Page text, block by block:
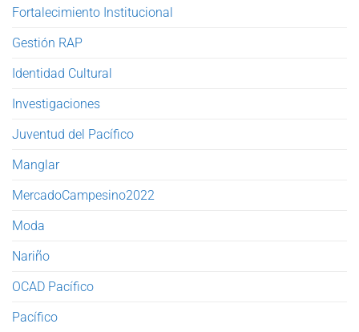
Fortalecimiento Institucional
Gestión RAP
Identidad Cultural
Investigaciones
Juventud del Pacífico
Manglar
MercadoCampesino2022
Moda
Nariño
OCAD Pacífico
Pacífico